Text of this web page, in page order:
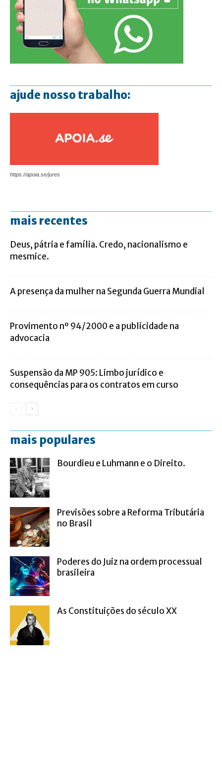
ajude nosso trabalho:
https://apoia.se/jures
mais recentes
Deus, pátria e família. Credo, nacionalismo e
mesmice.
A presença da mulher na Segunda Guerra Mundial
Provimento nº 94/2000 e a publicidade na
advocacia
Suspensão da MP 905: Limbo jurídico e
consequências para os contratos em curso
mais populares
Bourdieu e Luhmann e o Direito.
Previsões sobre a Reforma Tributária
no Brasil
Poderes do Juiz na ordem processual
brasileira
As Constituições do século XX